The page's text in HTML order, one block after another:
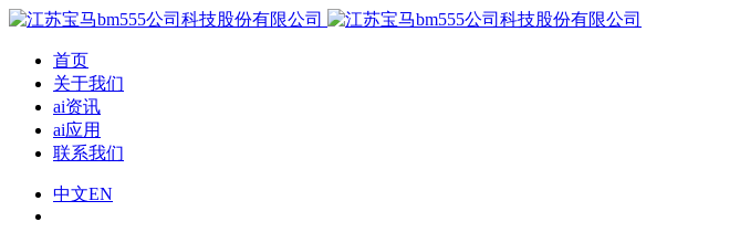
首页
关于我们
ai资讯
ai应用
联系我们
中文EN